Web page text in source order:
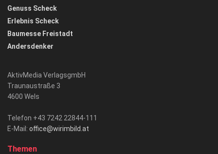
Genuss Scheck
Erlebnis Scheck
Baumesse Freistadt
Andersdenker
AktivMedia VerlagsgmbH
Traunaustraße 3
4600 Wels
Telefon +43 7242 22844-111
E-Mail: office@wirimbild.at
Themen